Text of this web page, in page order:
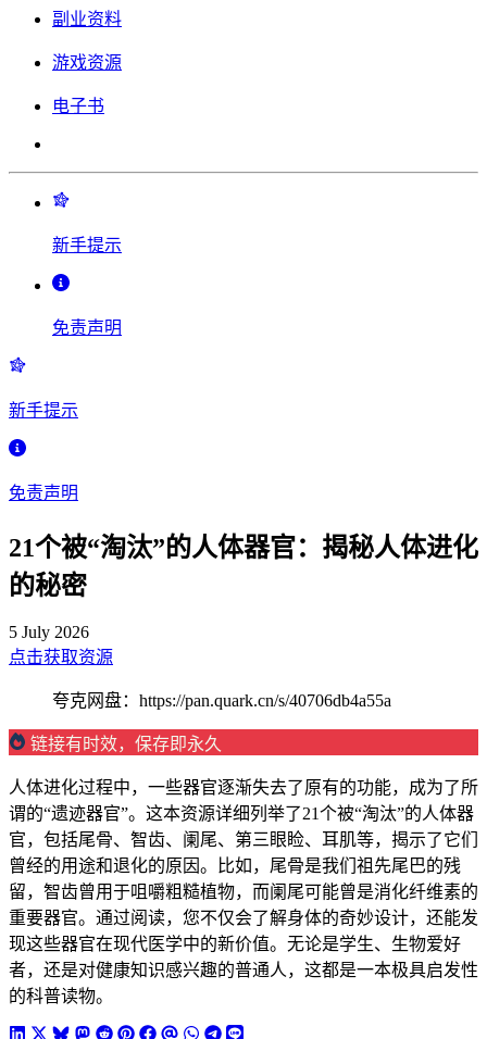
副业资料
游戏资源
电子书
新手提示
免责声明
新手提示
免责声明
21个被“淘汰”的人体器官：揭秘人体进化
的秘密
5 July 2026
点击获取资源
夸克网盘：https://pan.quark.cn/s/40706db4a55a
链接有时效，保存即永久
人体进化过程中，一些器官逐渐失去了原有的功能，成为了所
谓的“遗迹器官”。这本资源详细列举了21个被“淘汰”的人体器
官，包括尾骨、智齿、阑尾、第三眼睑、耳肌等，揭示了它们
曾经的用途和退化的原因。比如，尾骨是我们祖先尾巴的残
留，智齿曾用于咀嚼粗糙植物，而阑尾可能曾是消化纤维素的
重要器官。通过阅读，您不仅会了解身体的奇妙设计，还能发
现这些器官在现代医学中的新价值。无论是学生、生物爱好
者，还是对健康知识感兴趣的普通人，这都是一本极具启发性
的科普读物。